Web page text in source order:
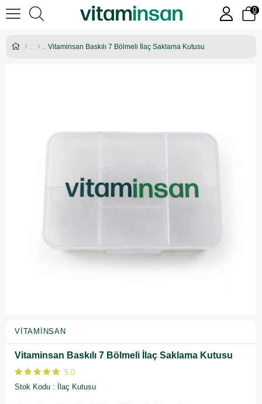
0
Vitaminsan Baskılı 7 Bölmeli İlaç Saklama Kutusu
VITAMINSAN
Vitaminsan Baskılı 7 Bölmeli İlaç Saklama Kutusu
5.0
Stok Kodu
İlaç Kutusu